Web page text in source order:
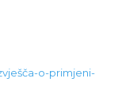
o-primjeni-